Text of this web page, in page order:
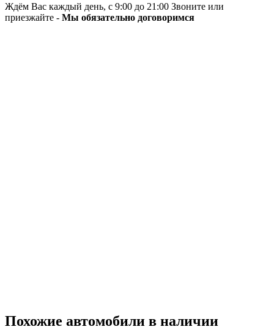
Ждём Вас каждый день, с 9:00 до 21:00 Звоните или
приезжайте - Мы обязательно договоримся
Похожие автомобили в наличии